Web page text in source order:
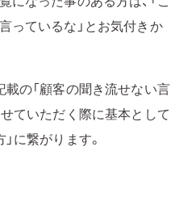
っているな」とお気付きか
載の「顧客の聞き流せない言
ていただく際に基本として
に繋がります。